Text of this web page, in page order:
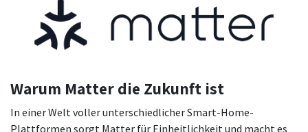
Warum Matter die Zukunft ist
In einer Welt voller unterschiedlicher Smart-Home-
Plattformen sorgt Matter für Einheitlichkeit und macht es